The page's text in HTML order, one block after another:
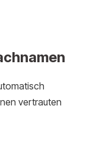
vertrauten